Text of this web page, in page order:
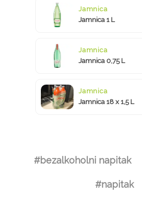
Jamnica
Jamnica 1 L
Jamnica
Jamnica 0,75 L
Jamnica
Jamnica 18 x 1,5 L
#bezalkoholni napitak
#napitak